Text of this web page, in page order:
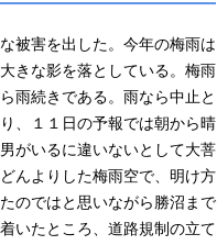
被害を出した。今年の梅雨は
きな影を落としている。梅雨
雨続きである。雨なら中止と
、１１日の予報では朝から晴
がいるに違いないとして大菩
んよりした梅雨空で、明け方
のではと思いながら勝沼まで
いたところ、道路規制の立て